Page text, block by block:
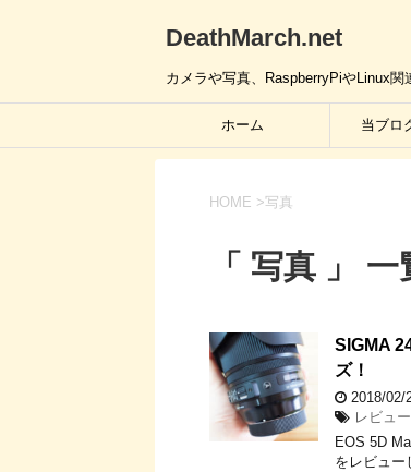
DeathMarch.net
カメラや写真、RaspberryPiやLinux
ホーム 当ブロ
HOME >写真
「 写真 」 一
SIGMA
ズ！
2018/02/
レビュー
EOS 5D
をレビュー